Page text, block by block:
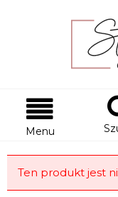
Menu
Ten produkt jest